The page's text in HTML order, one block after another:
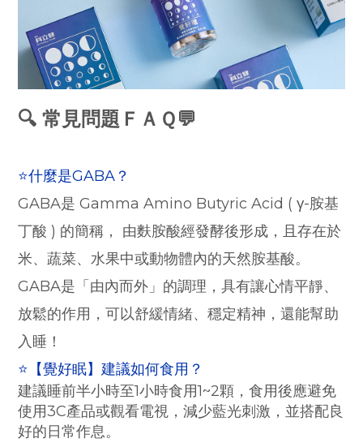
🔍 常見問題ＦＡＱ💬
⭐什麼是GABA？
GABA是 Gamma Amino Butyric Acid ( γ-胺基
丁酸 ) 的簡稱， 由麩胺酸經發酵後形成，且存在於
米、蔬菜、水果中或動物體內的天然胺基酸。
GABA是「由內而外」的調理，具有讓心情平靜、
放鬆的作用，可以舒緩情緒、穩定精神，還能幫助
入睡！
⭐【覺好眠】建議如何食用？
建議睡前半小時至1小時食用1~2顆，食用後應避免
使用3C產品或觀看電視，減少藍光刺激，並搭配良
好的日常作息。